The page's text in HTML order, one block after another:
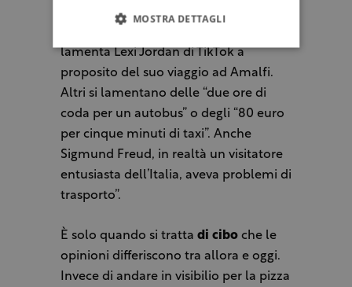
Amalfi: “Devi aspettare il traghetto
lamenta Lexi Jordan di TikTok a
proposito del suo viaggio ad Amalfi.
Altri si lamentano delle “due ore di
coda per un autobus” o degli “80 euro
per cinque minuti di taxi”. Anche
Sigmund Freud, in realtà un visitatore
entusiasta dell’Italia, aveva problemi di
trasporto”.
È solo quando si tratta di ciboche le
opinioni differiscono tra allora e oggi.
Invece di andare in visibilio per la pizza
MOSTRA DETTAGLI